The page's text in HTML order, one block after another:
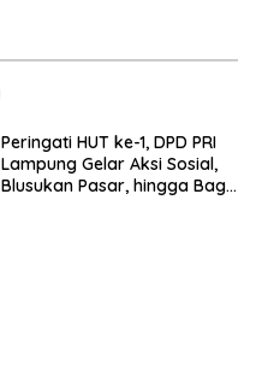
Peringati HUT ke-1, DPD PRI
Lampung Gelar Aksi Sosial,
Blusukan Pasar, hingga Bagi-